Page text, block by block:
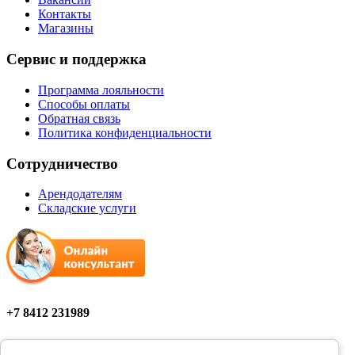
Контакты
Магазины
Сервис и поддержка
Программа лояльности
Способы оплаты
Обратная связь
Политика конфиденциальности
Сотрудничество
Арендодателям
Складские услуги
+7 8412 231989
Мы в соцсетях